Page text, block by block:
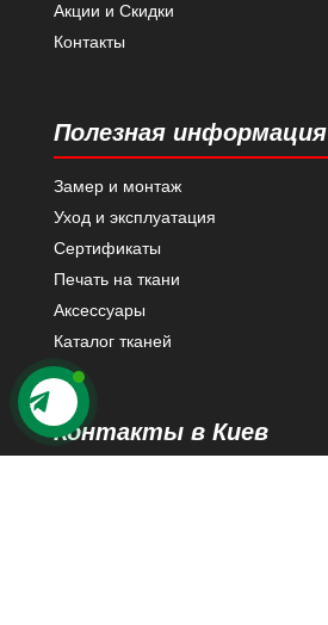
Акции и Скидки
Контакты
Полезная информация
Замер и монтаж
Уход и эксплуатация
Сертификаты
Печать на ткани
Аксессуары
Каталог тканей
Контакты в Киев